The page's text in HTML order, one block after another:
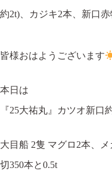
約2t)、カジキ2本、新口赤
皆様おはようございます
本日は
『25大祐丸』カツオ新口
大目船 2隻 マグロ2本、
切350本と0.5t